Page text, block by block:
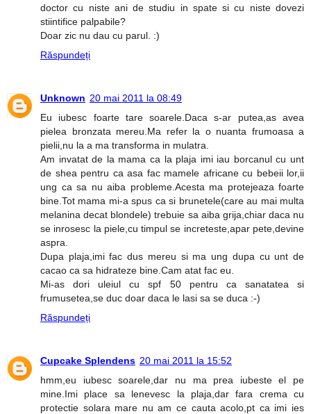
doctor cu niste ani de studiu in spate si cu niste dovezi
stiintifice palpabile?
Doar zic nu dau cu parul. :)
Răspundeți
Unknown 20 mai 2011 la 08:49
Eu iubesc foarte tare soarele.Daca s-ar putea,as avea
pielea bronzata mereu.Ma refer la o nuanta frumoasa a
pielii,nu la a ma transforma in mulatra.
Am invatat de la mama ca la plaja imi iau borcanul cu unt
de shea pentru ca asa fac mamele africane cu bebeii lor,ii
ung ca sa nu aiba probleme.Acesta ma protejeaza foarte
bine.Tot mama mi-a spus ca si brunetele(care au mai multa
melanina decat blondele) trebuie sa aiba grija,chiar daca nu
se inrosesc la piele,cu timpul se increteste,apar pete,devine
aspra.
Dupa plaja,imi fac dus mereu si ma ung dupa cu unt de
cacao ca sa hidrateze bine.Cam atat fac eu.
Mi-as dori uleiul cu spf 50 pentru ca sanatatea si
frumusetea,se duc doar daca le lasi sa se duca :-)
Răspundeți
Cupcake Splendens 20 mai 2011 la 15:52
hmm,eu iubesc soarele,dar nu ma prea iubeste el pe
mine.Imi place sa lenevesc la plaja,dar fara crema cu
protectie solara mare nu am ce cauta acolo,pt ca imi ies